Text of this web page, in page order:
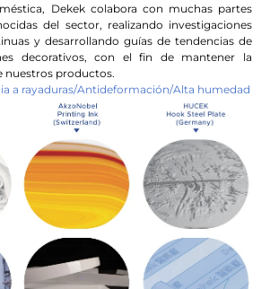
Dekek colabora con muchas partes
del sector, realizando investigaciones
y desarrollando guías de tendencias de
decorativos, con el fin de mantener la
nuestros productos.
a rayaduras/Antideformación/Alta humedad